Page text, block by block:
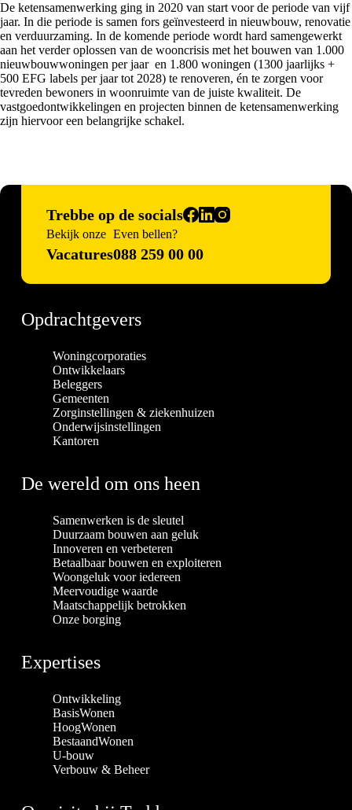
De ketensamenwerking ging in 2020 van start voor de periode van vijf
jaar. In die periode is samen fors geïnvesteerd in nieuwbouw, renovatie
en verduurzaming. In de komende periode wordt hard samengewerkt
aan het verder oplossen van de wooncrisis met het bouwen van 1.000
nieuwbouwwoningen per jaar en 1.800 woningen (1300 jaarlijks +
500 EFG labels per jaar tot 2028) te renoveren, én te zorgen voor
tevreden bewoners in woonruimte van de juiste kwaliteit. De
vastgoedontwikkelingen en projecten binnen de ketensamenwerking
zijn hiervoor een belangrijke schakel.
Trebbe op de socials
Bekijk onze
Vacatures
Even bellen?
088 259 00 00
Opdrachtgevers
Woningcorporaties
Ontwikkelaars
Beleggers
Gemeenten
Zorginstellingen & ziekenhuizen
Onderwijsinstellingen
Kantoren
De wereld om ons heen
Samenwerken is de sleutel
Duurzaam bouwen aan geluk
Innoveren en verbeteren
Betaalbaar bouwen en exploiteren
Woongeluk voor iedereen
Meervoudige waarde
Maatschappelijk betrokken
Onze borging
Expertises
Ontwikkeling
BasisWonen
HoogWonen
BestaandWonen
U-bouw
Verbouw & Beheer